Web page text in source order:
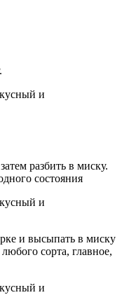
разбить в миску.
состояния
и высыпать в миску
сорта, главное,